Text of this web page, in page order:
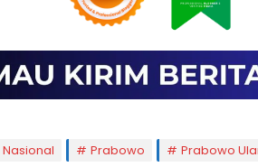
Nasional Prabowo
Prabowo